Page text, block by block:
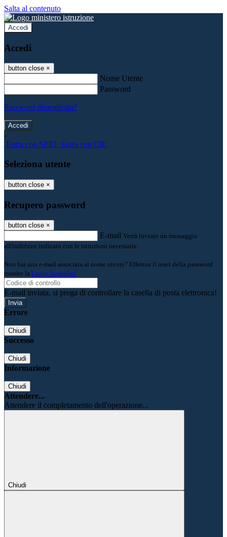
Salta al contenuto
Accedi
Accedi
button close ×
Nome Utente
Password
Password dimenticata?
-
Entra con SPID Entra con CIE
Seleziona utente
button close ×
Recupero password
button close ×
E-mail Verrà inviato un messaggio
all'indirizzo indicato con le istruzioni necessarie.
Non hai una e-mail associata al nome utente? Effettua il reset della password
tramite la Login Spaggiari
E-mail inviata, si prega di controllare la casella di posta elettronica!
Errore
Chiudi
Successo
Chiudi
Informazione
Chiudi
Attendere...
Attendere il completamento dell'operazione...
Chiudi